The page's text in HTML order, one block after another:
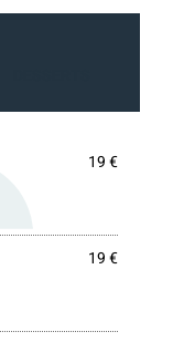
19 €
19 €